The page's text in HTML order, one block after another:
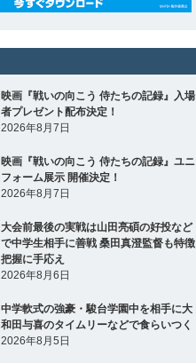
映画『戦いの向こう 侍たちの記録』入場
者プレゼント配布決定！
2026年8月7日
映画『戦いの向こう 侍たちの記録』ユニ
フォーム展示 開催決定！
2026年8月7日
大会前最後の実戦は山田亮碩の好投など
で中学生相手に善戦 桑田真澄監督も特徴
把握に手応え
2026年8月6日
中学軟式の強豪・駿台学園中を相手に大
和田与喜のタイムリーなどで食らいつく
2026年8月5日